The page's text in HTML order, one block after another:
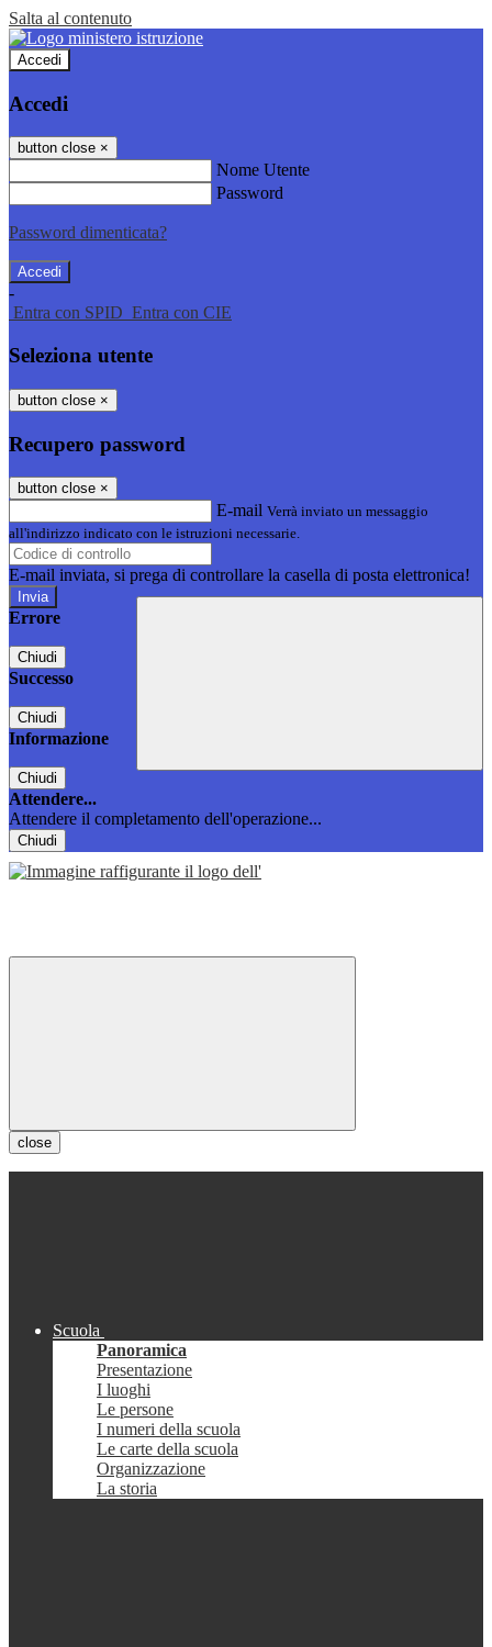
Salta al contenuto
Accedi
Accedi
button close ×
Nome Utente
Password
Password dimenticata?
-
Entra con SPID Entra con CIE
Seleziona utente
button close ×
Recupero password
button close ×
E-mail Verrà inviato un messaggio
all'indirizzo indicato con le istruzioni necessarie.
E-mail inviata, si prega di controllare la casella di posta elettronica!
Errore
Chiudi
Successo
Chiudi
Informazione
Chiudi
Attendere...
Attendere il completamento dell'operazione...
Chiudi
close
Scuola
Panoramica
Presentazione
I luoghi
Le persone
I numeri della scuola
Le carte della scuola
Organizzazione
La storia